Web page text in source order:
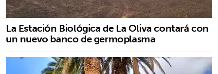
La Estación Biológica de La Oliva contará con
un nuevo banco de germoplasma